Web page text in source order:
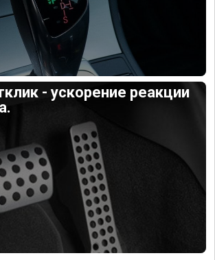
- ускорение реакции